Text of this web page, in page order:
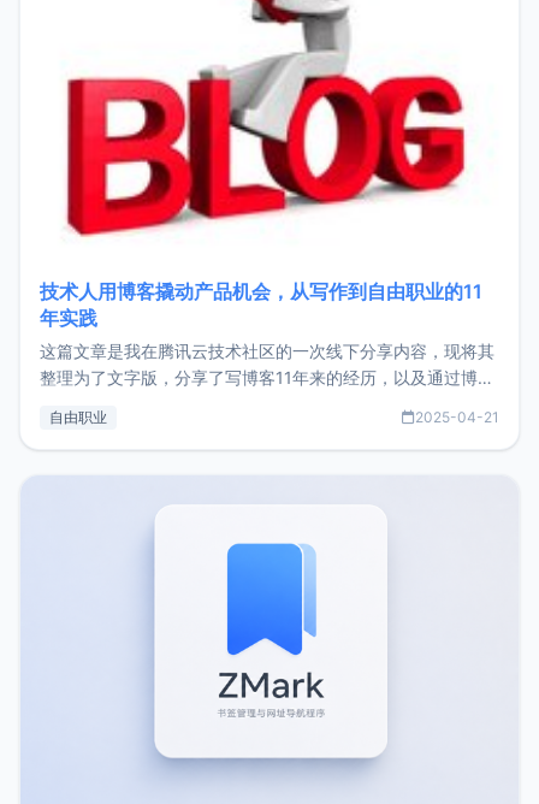
技术人用博客撬动产品机会，从写作到自由职业的11
年实践
这篇文章是我在腾讯云技术社区的一次线下分享内容，现将其
整理为了文字版，分享了写博客11年来的经历，以及通过博客
了我的首个产品ImgURL的真实数据和产品现状。自我介绍大
自由职业 2025-04-21